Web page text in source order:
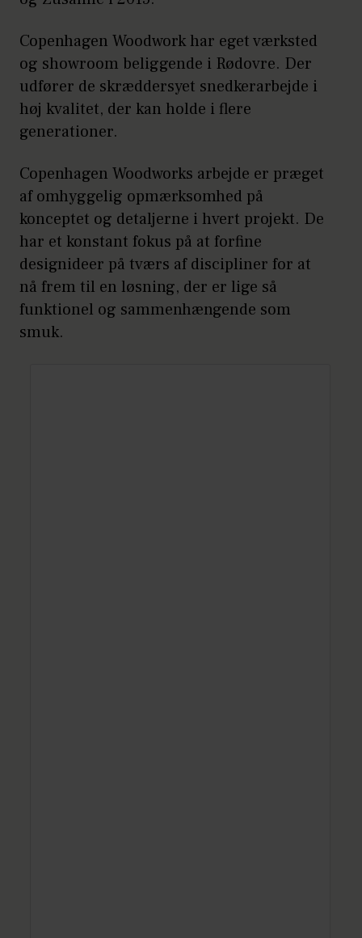
Copenhagen Woodwork har eget værksted
og showroom beliggende i Rødovre. Der
udfører de skræddersyet snedkerarbejde i
høj kvalitet, der kan holde i flere
generationer.
Copenhagen Woodworks arbejde er præget
af omhyggelig opmærksomhed på
konceptet og detaljerne i hvert projekt. De
har et konstant fokus på at forfine
designideer på tværs af discipliner for at
nå frem til en løsning, der er lige så
funktionel og sammenhængende som
smuk.